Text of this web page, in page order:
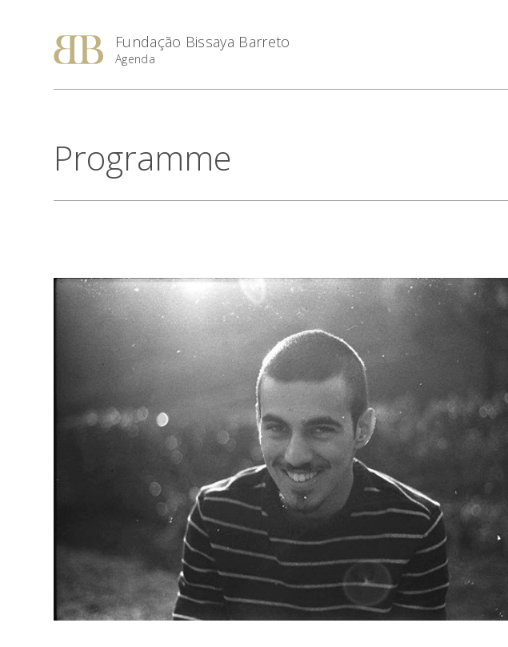
Fundação Bissaya Barreto
Agenda
Programme